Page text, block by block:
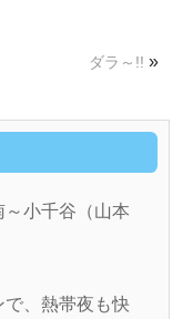
ダラ～!! »
小千谷（山本
、熱帯夜も快